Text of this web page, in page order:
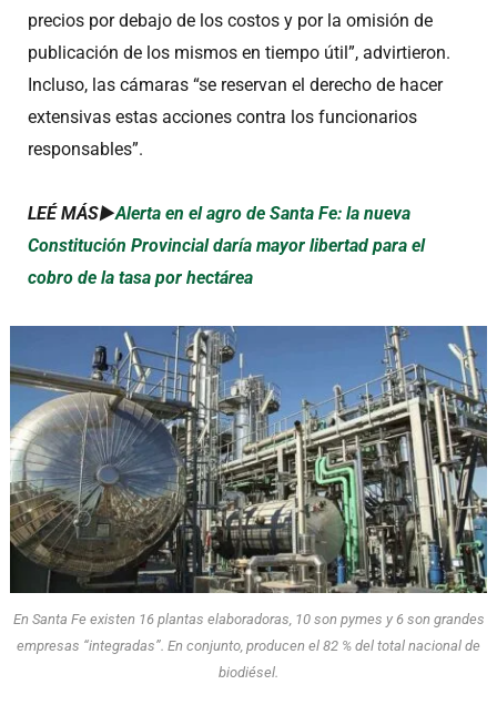
precios por debajo de los costos y por la omisión de
publicación de los mismos en tiempo útil”, advirtieron.
Incluso, las cámaras “se reservan el derecho de hacer
extensivas estas acciones contra los funcionarios
responsables”.
LEÉ MÁS►Alerta en el agro de Santa Fe: la nueva
Constitución Provincial daría mayor libertad para el
cobro de la tasa por hectárea
En Santa Fe existen 16 plantas elaboradoras, 10 son pymes y 6 son grandes
empresas “integradas”. En conjunto, producen el 82 % del total nacional de
biodiésel.